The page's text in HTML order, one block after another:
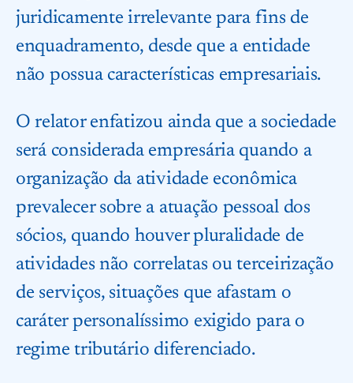
juridicamente irrelevante para fins de
enquadramento, desde que a entidade
não possua características empresariais.
O relator enfatizou ainda que a sociedade
será considerada empresária quando a
organização da atividade econômica
prevalecer sobre a atuação pessoal dos
sócios, quando houver pluralidade de
atividades não correlatas ou terceirização
de serviços, situações que afastam o
caráter personalíssimo exigido para o
regime tributário diferenciado.